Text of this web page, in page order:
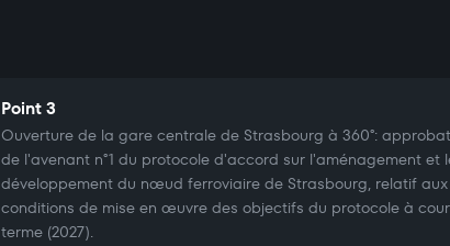
Point 3
Ouverture de la gare centrale de Strasbourg à 360°:
de l'avenant n°1 du protocole d'accord sur l'aménagement et
développement du nœud ferroviaire de Strasbourg, relatif aux
conditions de mise en œuvre des objectifs du protocole à
terme (2027).